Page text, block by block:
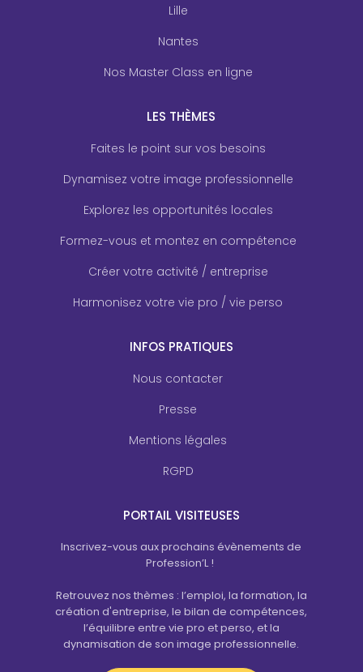
Lille
Nantes
Nos Master Class en ligne
LES THÈMES
Faites le point sur vos besoins
Dynamisez votre image professionnelle
Explorez les opportunités locales
Formez-vous et montez en compétence
Créer votre activité / entreprise
Harmonisez votre vie pro / vie perso
INFOS PRATIQUES
Nous contacter
Presse
Mentions légales
RGPD
PORTAIL VISITEUSES
Inscrivez-vous aux prochains évènements de
Profession’L !
Retrouvez nos thèmes : l’emploi, la formation, la
création d'entreprise, le bilan de compétences,
l’équilibre entre vie pro et perso, et la
dynamisation de son image professionnelle.